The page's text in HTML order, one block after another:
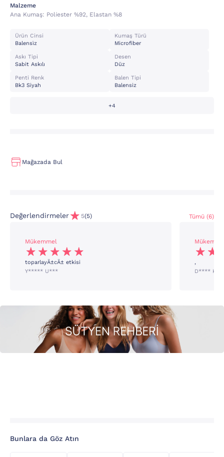
Malzeme
Ana Kumaş: Poli̇ester %92, Elastan %8
Ürün Cinsi
Balensi̇z
Kumaş Türü
Microfiber
Askı Tipi
Sabit Askılı
Desen
Düz
Penti Renk
Bk3 Siyah
Balen Tipi
Balensiz
+4
Mağazada Bul
Değerlendirmeler 5(5) Tümü (6)
Mükemmel
toparlayÄ±cÄ± etkisi
Y***** U***
,
D****
Bunlara da Göz Atın